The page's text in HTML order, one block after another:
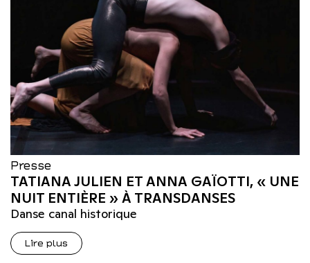
Presse
TATIANA JULIEN ET ANNA GAÏOTTI, « UNE
NUIT ENTIÈRE » À TRANSDANSES
Danse canal historique
Lire plus